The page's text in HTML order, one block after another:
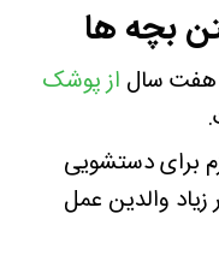
بچه ها
هفت سال از پوشک
برای دستشویی
زیاد والدین عمل